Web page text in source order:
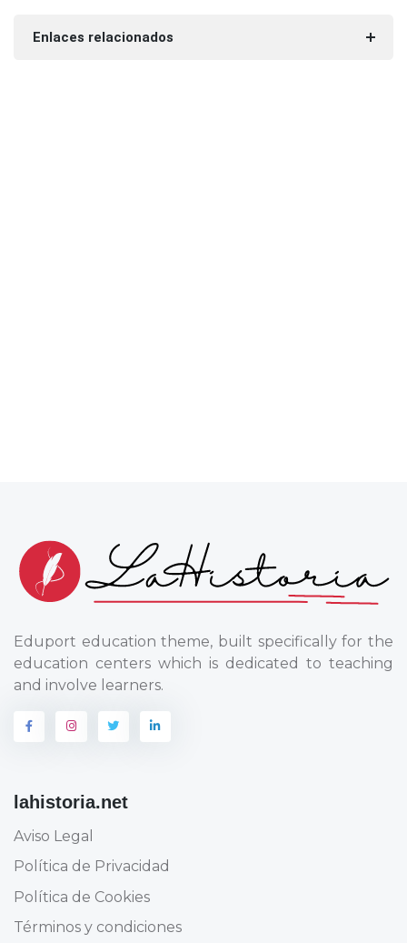
Enlaces relacionados
Eduport education theme, built specifically for the
education centers which is dedicated to teaching
and involve learners.
lahistoria.net
Aviso Legal
Política de Privacidad
Política de Cookies
Términos y condiciones